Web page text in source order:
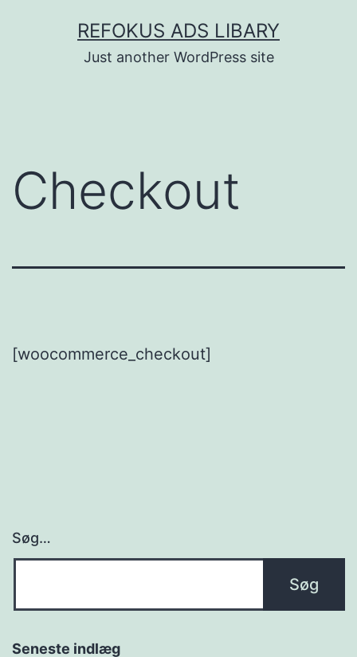
REFOKUS ADS LIBARY
Just another WordPress site
Checkout
[woocommerce_checkout]
Søg…
Seneste indlæg